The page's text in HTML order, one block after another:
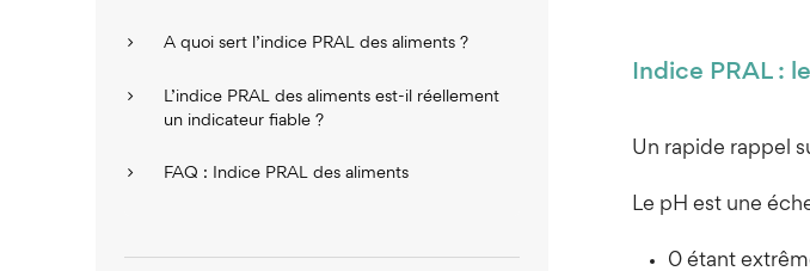
A quoi sert l’indice PRAL des aliments ?
L’indice PRAL des aliments est-il réellement
un indicateur fiable ?
FAQ : Indice PRAL des aliments
Indice PRAL :
Un rapide rappel
Le pH est une
0 étant